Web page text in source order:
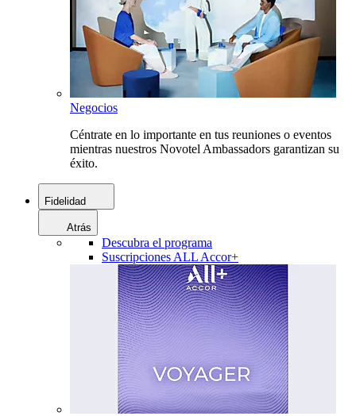
Negocios
Céntrate en lo importante en tus reuniones o eventos
mientras nuestros Novotel Ambassadors garantizan su
éxito.
Fidelidad
Atrás
Descubra el programa
Suscripciones ALL Accor+